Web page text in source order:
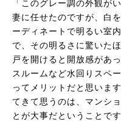
「このグレー調の外観が
妻に任せたのですが、白
ーディネートで明るい室
で、その明るさに驚いた
戸を開けると開放感があ
スルームなど水回りスペ
ってメリットだと思いま
てきて思うのは、マンシ
とが大事だということで